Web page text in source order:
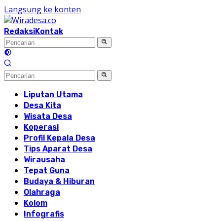
Langsung ke konten
RedaksiKontak
Liputan Utama
Desa Kita
Wisata Desa
Koperasi
Profil Kepala Desa
Tips Aparat Desa
Wirausaha
Tepat Guna
Budaya & Hiburan
Olahraga
Kolom
Infografis